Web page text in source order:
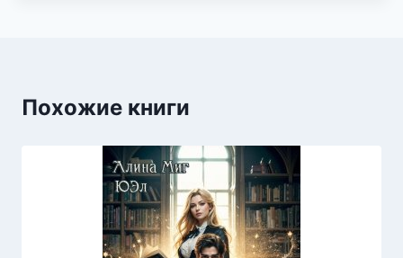
Похожие книги